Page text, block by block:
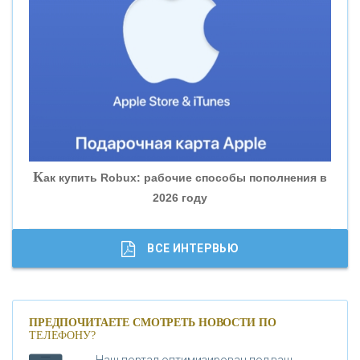
«ВНЕШПРОМБАНК»
«БАНК ГЛОБЭКС»
«СОВКОМБАНК»
«ГАЗПРОМБАНК»
«МОСКОВСКИЙ КРЕДИТНЫЙ БАНК»
Как купить Robux: рабочие способы пополнения в
2026 году
ВСЕ ИНТЕРВЬЮ
ПРЕДПОЧИТАЕТЕ СМОТРЕТЬ НОВОСТИ ПО
ТЕЛЕФОНУ?